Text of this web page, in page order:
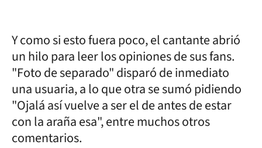
Y como si esto fuera poco, el cantante abrió
un hilo para leer los opiniones de sus fans.
"Foto de separado" disparó de inmediato
una usuaria, a lo que otra se sumó pidiendo
"Ojalá así vuelve a ser el de antes de estar
con la araña esa", entre muchos otros
comentarios.